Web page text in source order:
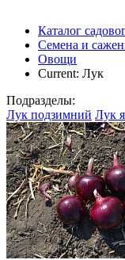
Каталог
Семена и
Овощи
Current: Лук
Подразделы:
Лук подзимний Лук